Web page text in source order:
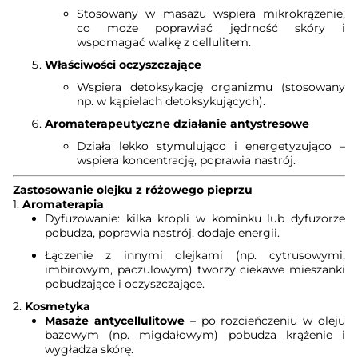
Stosowany w masażu wspiera mikrokrążenie,
co może poprawiać jędrność skóry i
wspomagać walkę z cellulitem.
Właściwości oczyszczające
Wspiera detoksykację organizmu (stosowany
np. w kąpielach detoksykujących).
Aromaterapeutyczne działanie antystresowe
Działa lekko stymulująco i energetyzująco –
wspiera koncentrację, poprawia nastrój.
Zastosowanie olejku z różowego pieprzu
1.Aromaterapia
Dyfuzowanie: kilka kropli w kominku lub dyfuzorze
pobudza, poprawia nastrój, dodaje energii.
Łączenie z innymi olejkami (np. cytrusowymi,
imbirowym, paczulowym) tworzy ciekawe mieszanki
pobudzające i oczyszczające.
2. Kosmetyka
Masaże antycellulitowe– po rozcieńczeniu w oleju
bazowym (np. migdałowym) pobudza krążenie i
wygładza skórę.